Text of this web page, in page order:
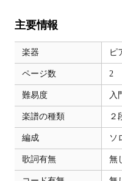
主要情報
楽器 ピ
ページ数 2
難易度 入
楽譜の種類 ２
編成 ソ
歌詞有無 無